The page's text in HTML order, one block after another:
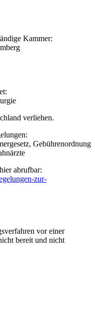
Kammer:
verliehen.
Gebührenordnung
abrufbar:
zur-
vor einer
bereit und nicht